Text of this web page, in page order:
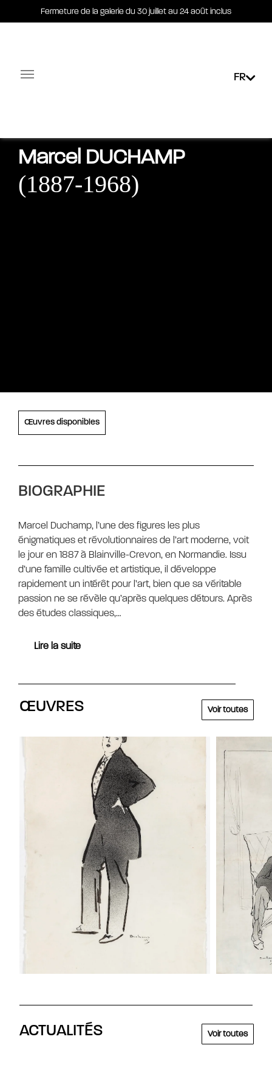
Fermeture de la galerie du 30 juillet au 24 août inclus
Fermeture de la galerie du 30 juillet au 24 août inclus
FR
Marcel DUCHAMP
(1887-1968)
Œuvres disponibles
BIOGRAPHIE
Marcel Duchamp, l’une des figures les plus
énigmatiques et révolutionnaires de l’art moderne, voit
le jour en 1887 à Blainville-Crevon, en Normandie. Issu
d’une famille cultivée et artistique, il développe
rapidement un intérêt pour l’art, bien que sa véritable
passion ne se révèle qu’après quelques détours. Après
des études classiques,…
Lire la suite
ŒUVRES Voir toutes
ACTUALITÉS Voir toutes